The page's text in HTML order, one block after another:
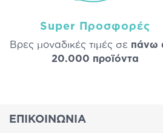
Super Προσφορές
Βρες μοναδικές τιμές σε πάνω
20.000 προϊόντα
ΕΠΙΚΟΙΝΩΝΙΑ